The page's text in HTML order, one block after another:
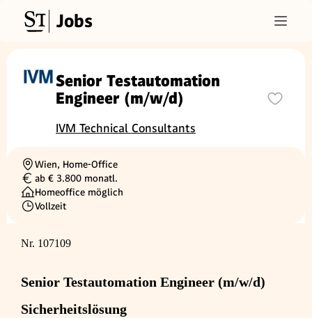
Jobs
Senior Testautomation
Engineer (m/w/d)
IVM Technical Consultants
Ortschaft
Wien, Home-Office
Gehalt
ab € 3.800 monatl.
Homeoffice möglich
Beschäftigungsart
Vollzeit
Nr. 107109
Senior Testautomation Engineer (m/w/d)
Sicherheitslösung